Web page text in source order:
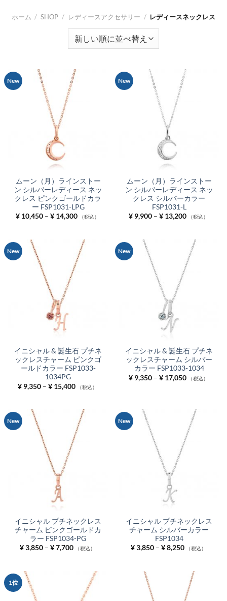
ホーム / SHOP / レディースアクセサリー / レディースネックレス
New
ムーン（月）ラインストー
ン シルバーレディース ネッ
クレス ピンクゴールドカラ
ー FSP1031-LPG
¥10,450 – ¥14,300価
格
¥ 14,300
（税込）
New
ムーン（月）ラインストー
ン シルバーレディース ネッ
クレス シルバーカラー
FSP1031-L
¥9,900 – ¥13,200価
格
¥ 13,200
（税込）
New
イニシャル & 誕生石 プチネ
ックレスチャーム ピンクゴ
ールドカラー FSP1033-
1034PG
¥9,350 – ¥15,400価
格
¥ 15,400
（税込）
New
イニシャル & 誕生石 プチネ
ックレスチャーム シルバー
カラー FSP1033-1034
¥9,350 – ¥17,050価
格
¥ 17,050
（税込）
New
イニシャル プチネックレス
チャーム ピンクゴールドカ
ラー FSP1034-PG
¥3,850 – ¥7,700価
格
¥ 7,700
（税込）
New
イニシャル プチネックレス
チャーム シルバーカラー
FSP1034
¥3,850 – ¥8,250価
格
¥ 8,250
（税込）
1位